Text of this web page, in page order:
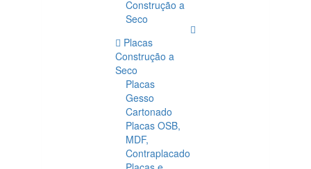
Construção a
Seco
Placas
Construção a
Seco
Placas
Gesso
Cartonado
Placas OSB,
MDF,
Contraplacado